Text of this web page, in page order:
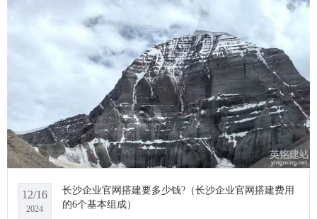
12/16
2024
长沙企业官网搭建要多少钱?（长沙企业官网搭建费用
的6个基本组成）